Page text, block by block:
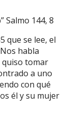
Salmo 144, 8
que se lee, el
habla
quiso tomar
a uno
con qué
él y su mujer